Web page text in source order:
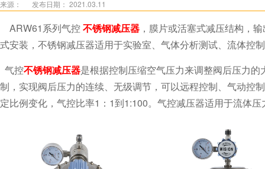
来源： 发布日期： 2021.03.11
ARW61系列气控不锈钢减压器 ，膜片或活塞式减压结构，
式安装，不锈钢减压器适用于实验室、气体分析测试、流体控制
气控不锈钢减压器是根据控制压缩空气压力来调整阀后压力的大
制，实现阀后压力的连续、无级调节，可以远程控制、
定比例变化，气控比率1：1到1:100。气控减压器适用于流体